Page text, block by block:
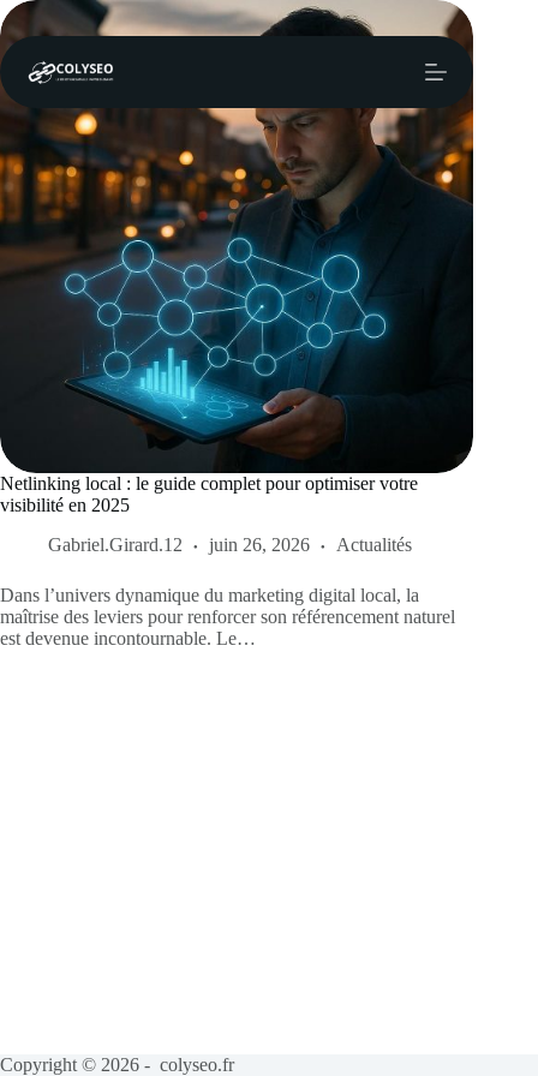
Passer
au
contenu
Netlinking local : le guide complet pour optimiser votre
visibilité en 2025
Gabriel.Girard.12
juin 26, 2026 Actualités
Dans l’univers dynamique du marketing digital local, la
maîtrise des leviers pour renforcer son référencement naturel
est devenue incontournable. Le…
Copyright © 2026 - colyseo.fr